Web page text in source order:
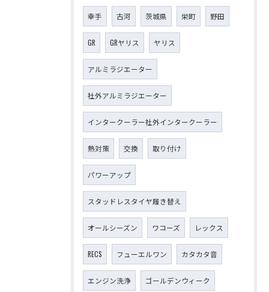
幸手 古河 茨城県 栄町 野田
GR GRヤリス ヤリス
アルミラジエーター
社外アルミラジエーター
インタークーラー社外インタークーラー
熱対策 交換 取り付け
パワーアップ
スタッドレスタイヤ履き替え
オールシーズン ワコーズ レックス
RECS フューエルワン カタカタ音
エンジン洗浄 ゴールデンウィーク